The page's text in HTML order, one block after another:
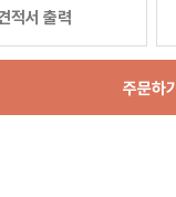
적서 출력
주문하기